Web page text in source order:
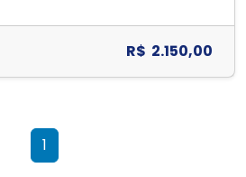
R$ 2.150,00
1